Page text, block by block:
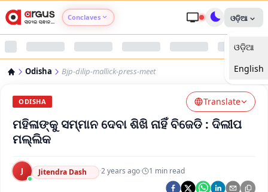
Conclaves
Argus Nari Shakti
Argus Swaad Odisha
ଓଡ଼ିଆ
ଓଡ଼ିଆ
English
Odisha Bjp-dilip-mallick-press-meet
ODISHA Translate
ମହିଳାଙ୍କୁ ସମ୍ମାନ ଦେବା ଶିଖି ନାହିଁ ବିଜେଡି : ଦିଲୀପ
ମଲ୍ଲିକ
J Jitendra Dash ·2 years ago· 1 min read